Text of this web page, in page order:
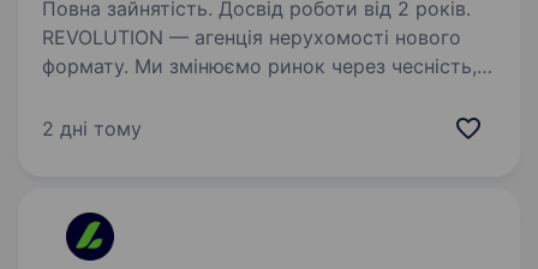
Повна зайнятість. Досвід роботи від 2 років.
REVOLUTION — агенція нерухомості нового
формату. Ми змінюємо ринок через чесність,
та сильну команду професіоналів. Зараз
2 дні тому